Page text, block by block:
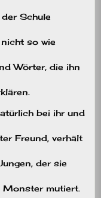
Schule
so wie
Wörter, die ihn
bei ihr und
Freund, verhält
der sie
Monster mutiert.